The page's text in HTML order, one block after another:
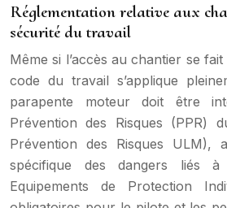
Réglementation relative aux
sécurité du travail
Même si l’accès au chantier se
code du travail s’applique
parapente moteur doit être
Prévention des Risques (PPR)
Prévention des Risques ULM),
spécifique des dangers liés
Equipements de Protection